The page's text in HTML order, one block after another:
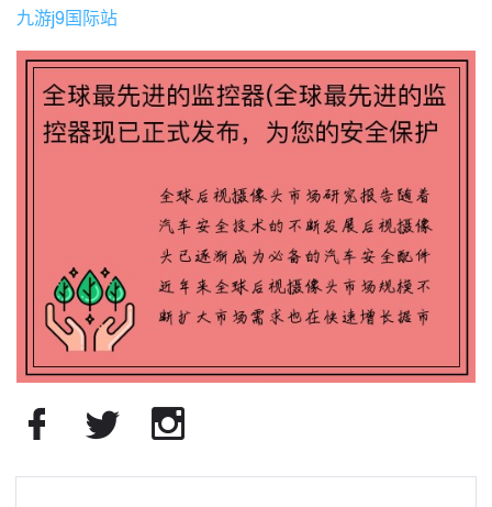
九游j9国际站